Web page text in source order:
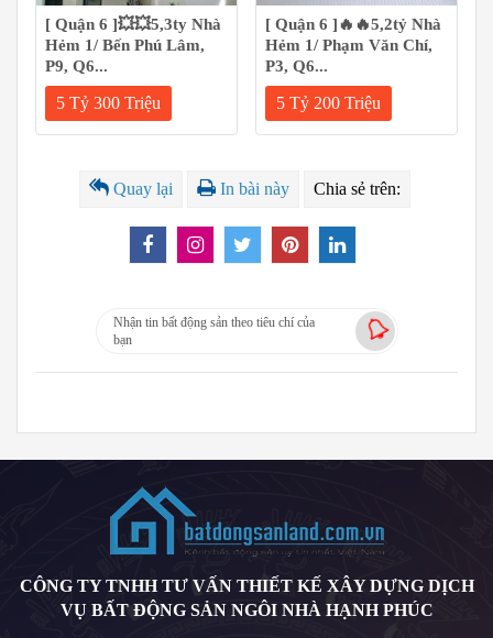
[ Quận 6 ]💥💥5,3ty Nhà
Hẻm 1/ Bến Phú Lâm,
P9, Q6...
5 Tỷ 300 Triệu
[ Quận 6 ]🔥🔥5,2tỷ Nhà
Hẻm 1/ Phạm Văn Chí,
P3, Q6...
5 Tỷ 200 Triệu
Quay lại In bài này Chia sẻ trên:
Nhận tin bất động sản theo tiêu chí của
bạn
CÔNG TY TNHH TƯ VẤN THIẾT KẾ XÂY DỰNG DỊCH
VỤ BẤT ĐỘNG SẢN NGÔI NHÀ HẠNH PHÚC